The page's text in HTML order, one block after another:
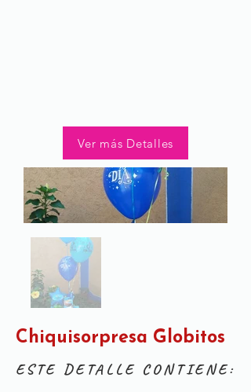
Ver más Detalles
Chiquisorpresa Globitos
ESTE DETALLE CONTIENE: